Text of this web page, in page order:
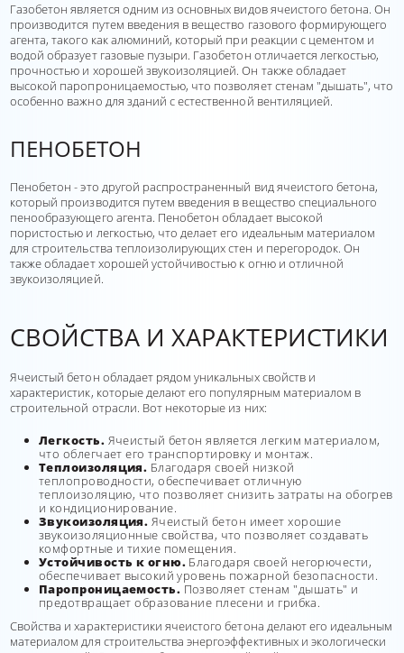
Газобетон является одним из основных видов ячеистого бетона. Он
производится путем введения в вещество газового формирующего
агента, такого как алюминий, который при реакции с цементом и
водой образует газовые пузыри. Газобетон отличается легкостью,
прочностью и хорошей звукоизоляцией. Он также обладает
высокой паропроницаемостью, что позволяет стенам "дышать", что
особенно важно для зданий с естественной вентиляцией.
ПЕНОБЕТОН
Пенобетон - это другой распространенный вид ячеистого бетона,
который производится путем введения в вещество специального
пенообразующего агента. Пенобетон обладает высокой
пористостью и легкостью, что делает его идеальным материалом
для строительства теплоизолирующих стен и перегородок. Он
также обладает хорошей устойчивостью к огню и отличной
звукоизоляцией.
СВОЙСТВА И ХАРАКТЕРИСТИКИ
Ячеистый бетон обладает рядом уникальных свойств и
характеристик, которые делают его популярным материалом в
строительной отрасли. Вот некоторые из них:
Легкость. Ячеистый бетон является легким материалом,
что облегчает его транспортировку и монтаж.
Теплоизоляция. Благодаря своей низкой
теплопроводности, обеспечивает отличную
теплоизоляцию, что позволяет снизить затраты на обогрев
и кондиционирование.
Звукоизоляция. Ячеистый бетон имеет хорошие
звукоизоляционные свойства, что позволяет создавать
комфортные и тихие помещения.
Устойчивость к огню. Благодаря своей негорючести,
обеспечивает высокий уровень пожарной безопасности.
Паропроницаемость. Позволяет стенам "дышать" и
предотвращает образование плесени и грибка.
Свойства и характеристики ячеистого бетона делают его идеальным
материалом для строительства энергоэффективных и экологически